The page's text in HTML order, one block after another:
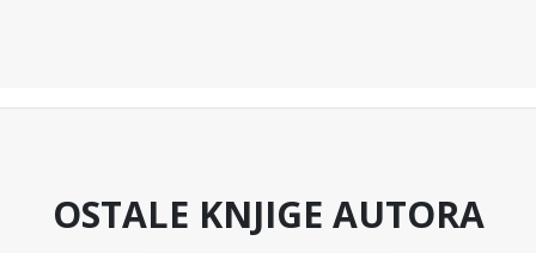
OSTALE KNJIGE AUTORA